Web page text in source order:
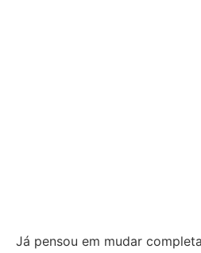
Já pensou em mudar